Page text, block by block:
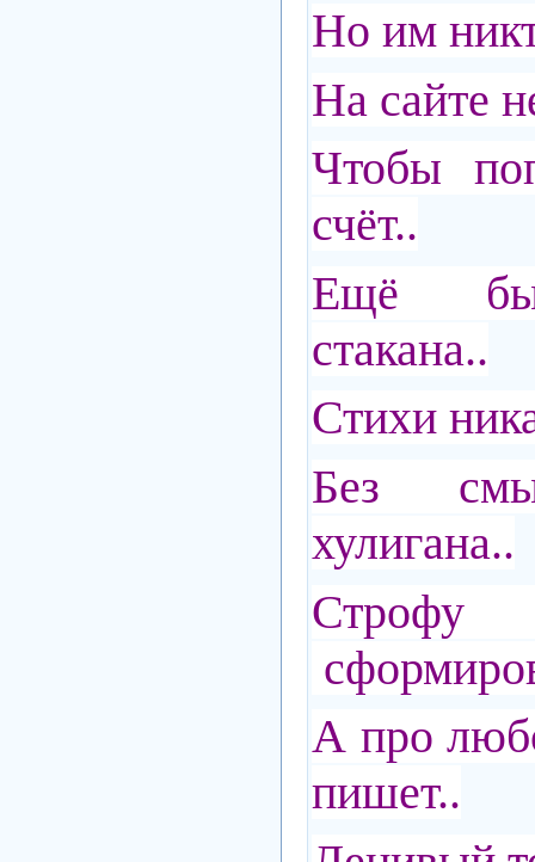
Но им
На сайте
Чтобы
счёт..
Ещё
стакана..
Стихи
Без
хулигана..
А про
пишет..